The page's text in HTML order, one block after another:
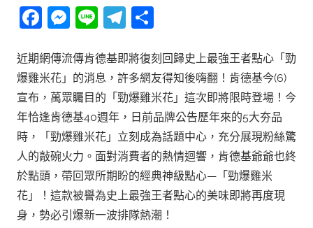
Facebook
Messenger
LineTelegram
近期網傳流傳肯德基即將復刻回歸史上最強王者點心「勁
爆雞米花」的消息，許多網友得知後嗨翻！肯德基今(6)
宣布，萬眾矚目的「勁爆雞米花」這次即將限時登場！今
年恰逢肯德基40週年，日前品牌公告歷年來的5大夯品
時，「勁爆雞米花」立刻成為話題中心，充分展現粉絲驚
人的敲碗火力。面對消費者的熱情迴響，肯德基爺爺也終
於點頭，帶回眾所期盼的經典神級點心—「勁爆雞米
花」！這款被譽為史上最強王者點心的美味即將再度現
身，勢必引爆新一波排隊熱潮！